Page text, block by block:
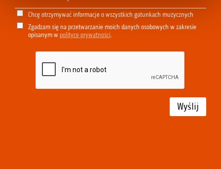
Chcę otrzymywać informacje o wszystkich gatunkach muzycznych
Zgadzam się na przetwarzanie moich danych osobowych w zakresie
opisanym w polityce prywatności.
Wyślij